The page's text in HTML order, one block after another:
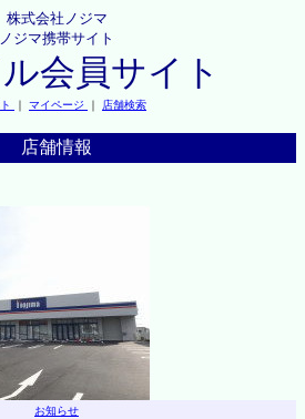
株式会社ノジマ
ノジマ携帯サイト
会員サイト
｜ マイページ ｜ 店舗検索
店舗情報
お知らせ